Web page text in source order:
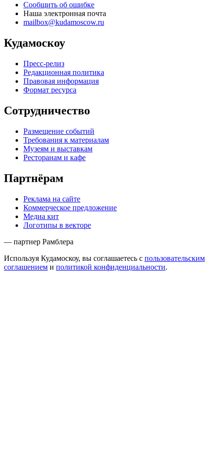
Сообщить об ошибке
Наша электронная почта
mailbox@kudamoscow.ru
Кудамоскоу
Пресс-релиз
Редакционная политика
Правовая информация
Формат ресурса
Сотрудничество
Размещение событий
Требования к материалам
Музеям и выставкам
Ресторанам и кафе
Партнёрам
Реклама на сайте
Коммерческое предложение
Медиа кит
Логотипы в векторе
— партнер Рамблера
Используя Кудамоскоу, вы соглашаетесь с пользовательским
соглашением и политикой конфиденциальности.